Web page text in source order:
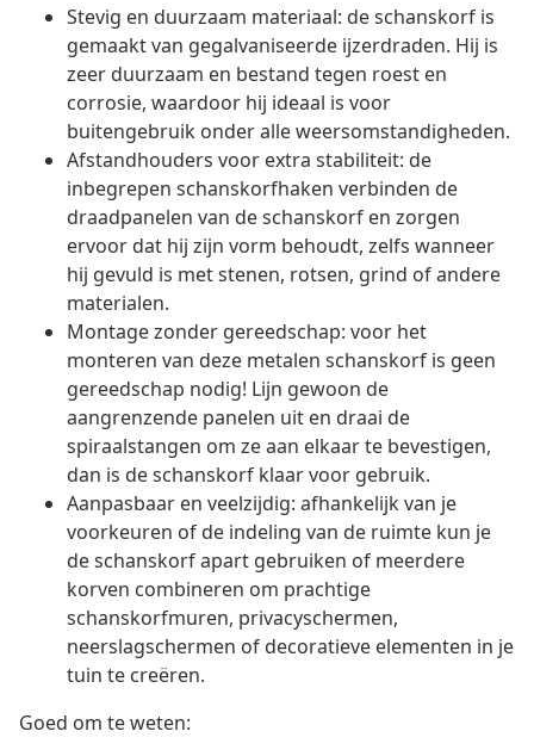
Stevig en duurzaam materiaal: de schanskorf is
gemaakt van gegalvaniseerde ijzerdraden. Hij is
zeer duurzaam en bestand tegen roest en
corrosie, waardoor hij ideaal is voor
buitengebruik onder alle weersomstandigheden.
Afstandhouders voor extra stabiliteit: de
inbegrepen schanskorfhaken verbinden de
draadpanelen van de schanskorf en zorgen
ervoor dat hij zijn vorm behoudt, zelfs wanneer
hij gevuld is met stenen, rotsen, grind of andere
materialen.
Montage zonder gereedschap: voor het
monteren van deze metalen schanskorf is geen
gereedschap nodig! Lijn gewoon de
aangrenzende panelen uit en draai de
spiraalstangen om ze aan elkaar te bevestigen,
dan is de schanskorf klaar voor gebruik.
Aanpasbaar en veelzijdig: afhankelijk van je
voorkeuren of de indeling van de ruimte kun je
de schanskorf apart gebruiken of meerdere
korven combineren om prachtige
schanskorfmuren, privacyschermen,
neerslagschermen of decoratieve elementen in je
tuin te creëren.
Goed om te weten: